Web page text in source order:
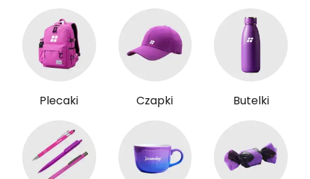
Plecaki Czapki Butelki